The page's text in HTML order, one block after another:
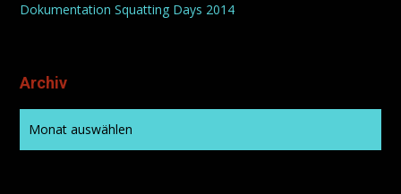
Dokumentation Squatting Days 2014
Archiv